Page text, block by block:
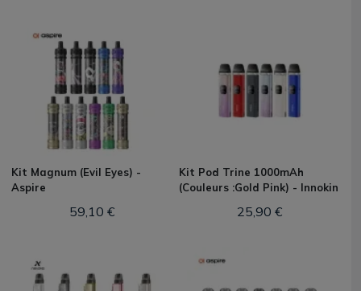
Kit Magnum (Evil Eyes) -
Aspire
59,10 €
Kit Pod Trine 1000mAh
(Couleurs :Gold Pink) - Innokin
25,90 €